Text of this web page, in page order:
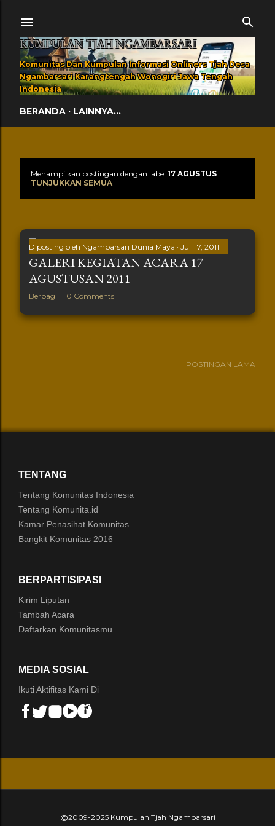
KUMPULAN TJAH NGAMBARSARI
Komunitas Dan Kumpulan Informasi Onliners Tjah Desa
Ngambarsari Karangtengah Wonogiri Jawa Tengah
Indonesia
BERANDA LAINNYA…
Postingan
Menampilkan postingan dengan label 17 AGUSTUS
TUNJUKKAN SEMUA
Diposting oleh Ngambarsari Dunia Maya Juli 17, 2011
GALERI KEGIATAN ACARA 17
AGUSTUSAN 2011
Berbagi 0 Comments
POSTINGAN LAMA
TENTANG
Tentang Komunitas Indonesia
Tentang Komunita.id
Kamar Penasihat Komunitas
Bangkit Komunitas 2016
BERPARTISIPASI
Kirim Liputan
Tambah Acara
Daftarkan Komunitasmu
MEDIA SOSIAL
Ikuti Aktifitas Kami Di
@2009-2025 Kumpulan Tjah Ngambarsari